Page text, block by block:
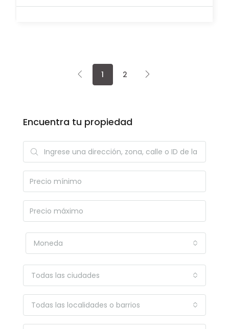
1 2
Encuentra tu propiedad
Moneda
Todas las ciudades
Todas las localidades o barrios